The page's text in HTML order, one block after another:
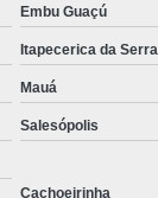
Embu Guaçú
Itapecerica da Serra
Mauá
Salesópolis
Cachoeirinha